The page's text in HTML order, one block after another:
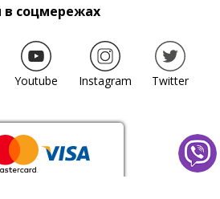
соцмережах
Youtube Instagram Twitter